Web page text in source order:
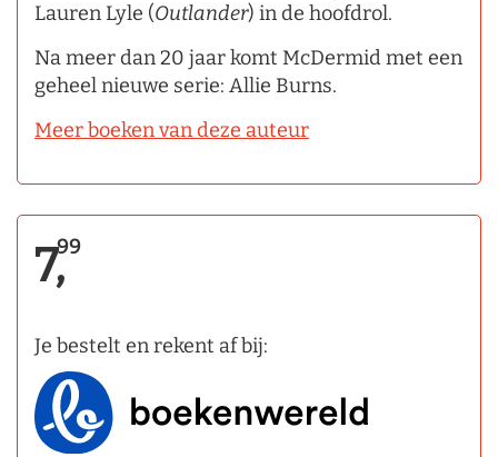
Lauren Lyle (Outlander) in de hoofdrol.
Na meer dan 20 jaar komt McDermid met een
geheel nieuwe serie: Allie Burns.
Meer boeken van deze auteur
7,99
Je bestelt en rekent af bij: